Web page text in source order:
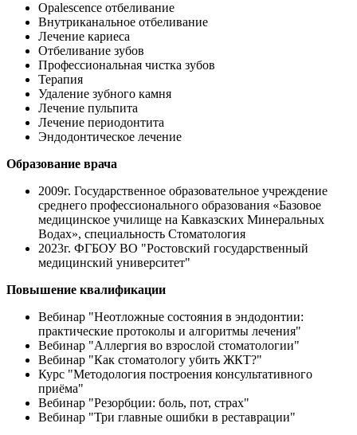
Opalescence отбеливание
Внутриканальное отбеливание
Лечение кариеса
Отбеливание зубов
Профессиональная чистка зубов
Терапия
Удаление зубного камня
Лечение пульпита
Лечение периодонтита
Эндодонтическое лечение
Образование врача
2009г. Государственное образовательное учреждение
среднего профессионального образования «Базовое
медицинское училище на Кавказских Минеральных
Водах», специальность Стоматология
2023г. ФГБОУ ВО "Ростовский государственный
медицинский университет"
Повышение квалификации
Вебинар "Неотложные состояния в эндодонтии:
практические протоколы и алгоритмы лечения"
Вебинар "Аллергия во взрослой стоматологии"
Вебинар "Как стоматологу убить ЖКТ?"
Курс "Методология построения консультативного
приёма"
Вебинар "Резорбции: боль, пот, страх"
Вебинар "Три главные ошибки в реставрации"